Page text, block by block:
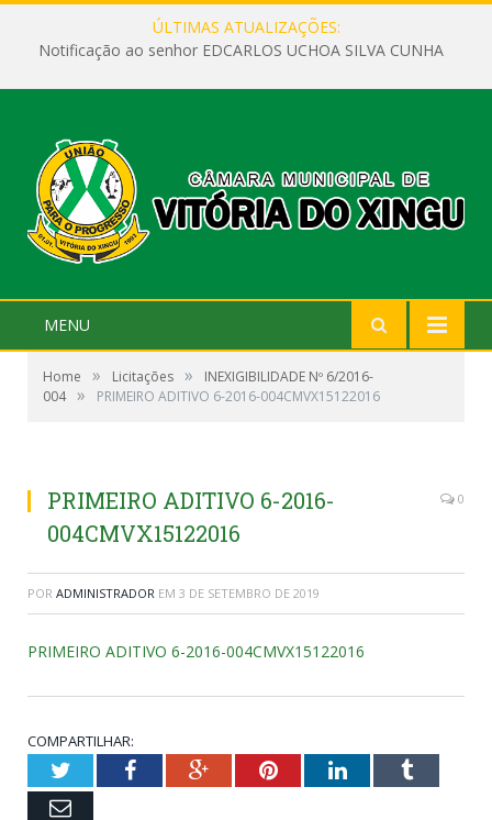
ÚLTIMAS ATUALIZAÇÕES:
Notificação ao senhor EDCARLOS UCHOA SILVA CUNHA
MENU
Home » Licitações »
INEXIGIBILIDADE Nº 6/2016-
004 » PRIMEIRO ADITIVO 6-2016-004CMVX15122016
PRIMEIRO ADITIVO 6-2016-
004CMVX15122016
0
POR ADMINISTRADOR EM 3 DE SETEMBRO DE 2019
PRIMEIRO ADITIVO 6-2016-004CMVX15122016
COMPARTILHAR:
TwitterFacebookGoogle+PinterestLinkedInTumblr
Email